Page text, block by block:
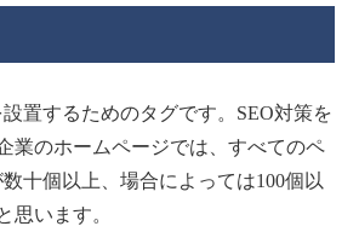
置するためのタグです。SEO対策を
業のホームページでは、すべてのペ
十個以上、場合によっては100個以
思います。